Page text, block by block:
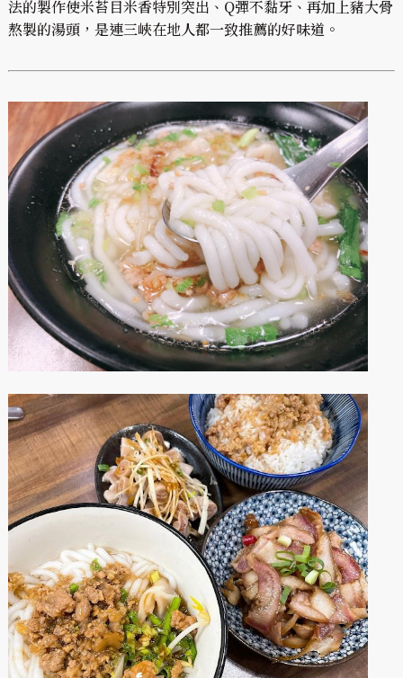
法的製作使米苔目米香特別突出、Q彈不黏牙、再加上豬大骨
熬製的湯頭，是連三峽在地人都一致推薦的好味道。